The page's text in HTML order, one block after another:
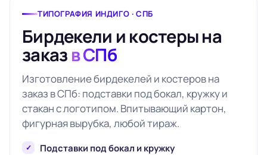
ТИПОГРАФИЯ ИНДИГО · СПБ
Бирдекели и костеры на
заказ в СПб
Изготовление бирдекелей и костеров на
заказ в СПб: подставки под бокал, кружку и
стакан с логотипом. Впитывающий картон,
фигурная вырубка, любой тираж.
Подставки под бокал и кружку